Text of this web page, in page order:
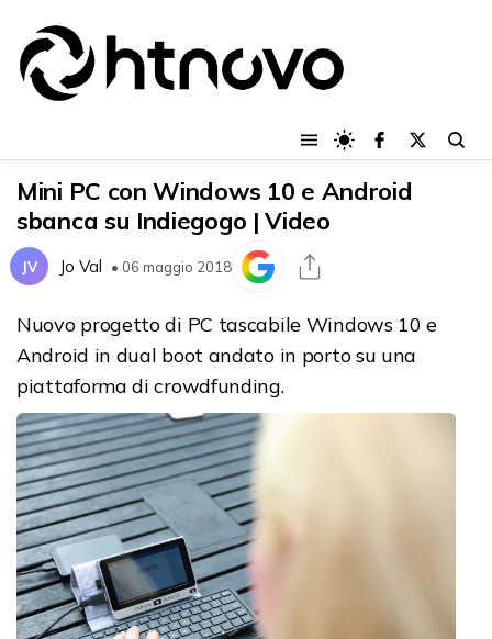
Mini PC con Windows 10 e Android
sbanca su Indiegogo | Video
JV Jo Val • 06 maggio 2018
Nuovo progetto di PC tascabile Windows 10 e
Android in dual boot andato in porto su una
piattaforma di crowdfunding.